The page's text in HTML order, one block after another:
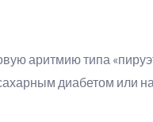
аритмию типа
диабетом или